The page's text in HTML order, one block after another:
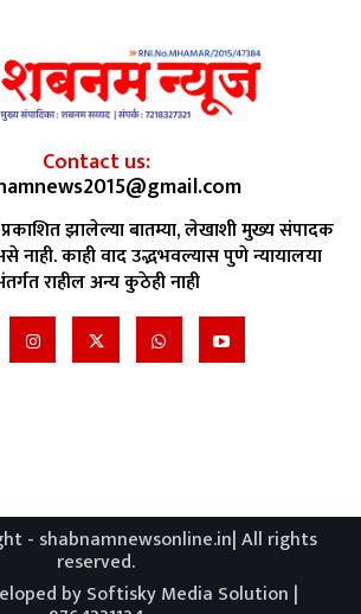
Contact us:
झालेल्या बातम्या, लेखाशी मुख्य संपादक
काही वाद उद्भभवल्यास पुणे न्यायालया
राहील अन्य कुठेही नाही
- shabnamnewsonline.in| All rights
reserved.
by Softisky Media Solution |